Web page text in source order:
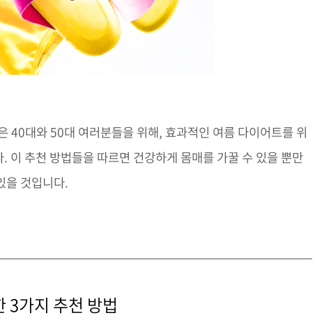
40대와 50대 여러분들을 위해, 효과적인 여름 다이어트를 위
이 추천 방법들을 따르면 건강하게 몸매를 가꿀 수 있을 뿐만
을 것입니다.
3가지 추천 방법